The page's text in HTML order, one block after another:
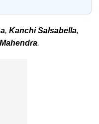
, Kanchi Salsabella,
.